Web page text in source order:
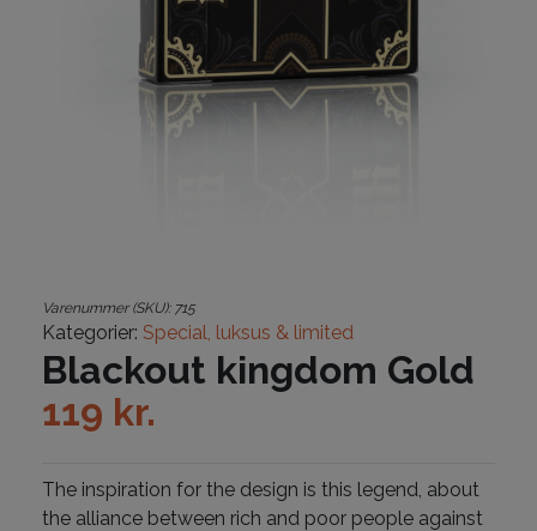
Varenummer (SKU): 715
Kategorier: Special, luksus & limited
Blackout kingdom Gold
119 kr.
The inspiration for the design is this legend, about
the alliance between rich and poor people against